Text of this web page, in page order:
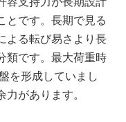
とです。長期で見る
よる転び易さより長
類です。最大荷重時
を形成していまし
があります。